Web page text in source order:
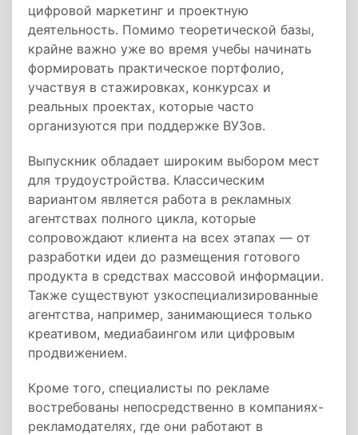
цифровой маркетинг и проектную
деятельность. Помимо теоретической базы,
крайне важно уже во время учебы начинать
формировать практическое портфолио,
участвуя в стажировках, конкурсах и
реальных проектах, которые часто
организуются при поддержке ВУЗов.
Выпускник обладает широким выбором мест
для трудоустройства. Классическим
вариантом является работа в рекламных
агентствах полного цикла, которые
сопровождают клиента на всех этапах — от
разработки идеи до размещения готового
продукта в средствах массовой информации.
Также существуют узкоспециализированные
агентства, например, занимающиеся только
креативом, медиабаингом или цифровым
продвижением.
Кроме того, специалисты по рекламе
востребованы непосредственно в компаниях-
рекламодателях, где они работают в